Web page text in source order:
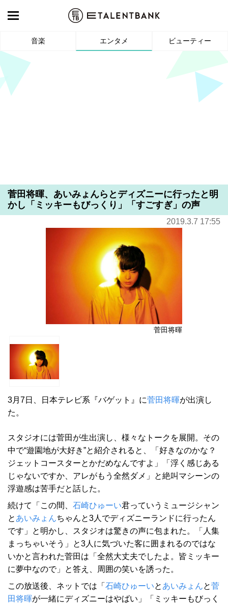
音楽 エンタメ ビューティー
菅田将暉、あいみょんらとディズニーに行ったと明
かし「ミッキーもびっくり」「すごすぎ」の声
2019.3.7 17:55
菅田将暉
3月7日、日本テレビ系『バゲット』に菅田将暉が出演し
た。
スタジオには菅田が生出演し、様々なトークを展開。その
中で“遊園地が大好き”と紹介されると、「好きなのかな？
ジェットコースターとかだめなんですよ」「浮く感じある
じゃないですか、アレがもう全然ダメ」と絶叫マシーンの
浮遊感は苦手だと話した。
続けて「この間、 石崎ひゅーい君っていうミュージシャン
と あいみょんちゃんと3人でディズニーランドに行ったん
です」と明かし、スタジオは驚きの声に包まれた。「人集
まっちゃいそう」と3人に気づいた客に囲まれるのではな
いかと言われた菅田は「全然大丈夫でしたよ。皆ミッキー
に夢中なので」と答え、周囲の笑いを誘った。
この放送後、ネットでは「 石崎ひゅーいと あいみょんと菅
田将暉が一緒にディズニーはやばい」「ミッキーもびっく